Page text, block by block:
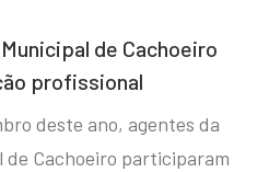
de Cachoeiro
profissional
deste ano, agentes da
de Cachoeiro participaram